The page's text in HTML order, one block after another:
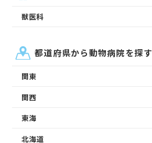
獣医科
都道府県から動物病院を探す
関東
関西
東海
北海道